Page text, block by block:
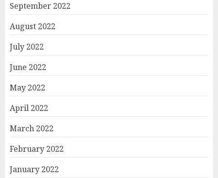
September 2022
August 2022
July 2022
June 2022
May 2022
April 2022
March 2022
February 2022
January 2022